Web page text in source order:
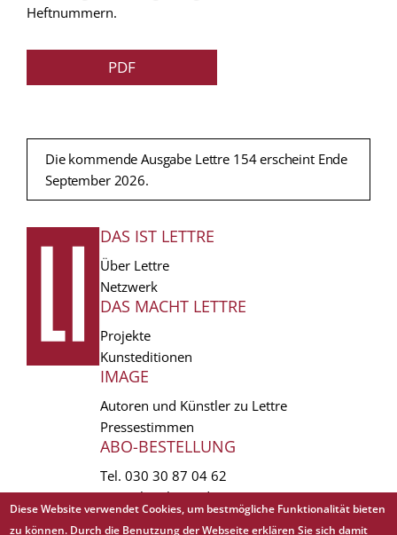
Heftnummern.
PDF
Die kommende Ausgabe Lettre 154 erscheint Ende
September 2026.
FUSSZEILE
DAS IST LETTRE
Über Lettre
Netzwerk
DAS MACHT LETTRE
Projekte
Kunsteditionen
IMAGE
Autoren und Künstler zu Lettre
Pressestimmen
ABO-BESTELLUNG
Tel. 030 30 87 04 62
vertrieb(at)lettre.de
Diese Website verwendet Cookies, um bestmögliche Funktionalität bieten
zu können. Durch die Benutzung der Webseite erklären Sie sich damit